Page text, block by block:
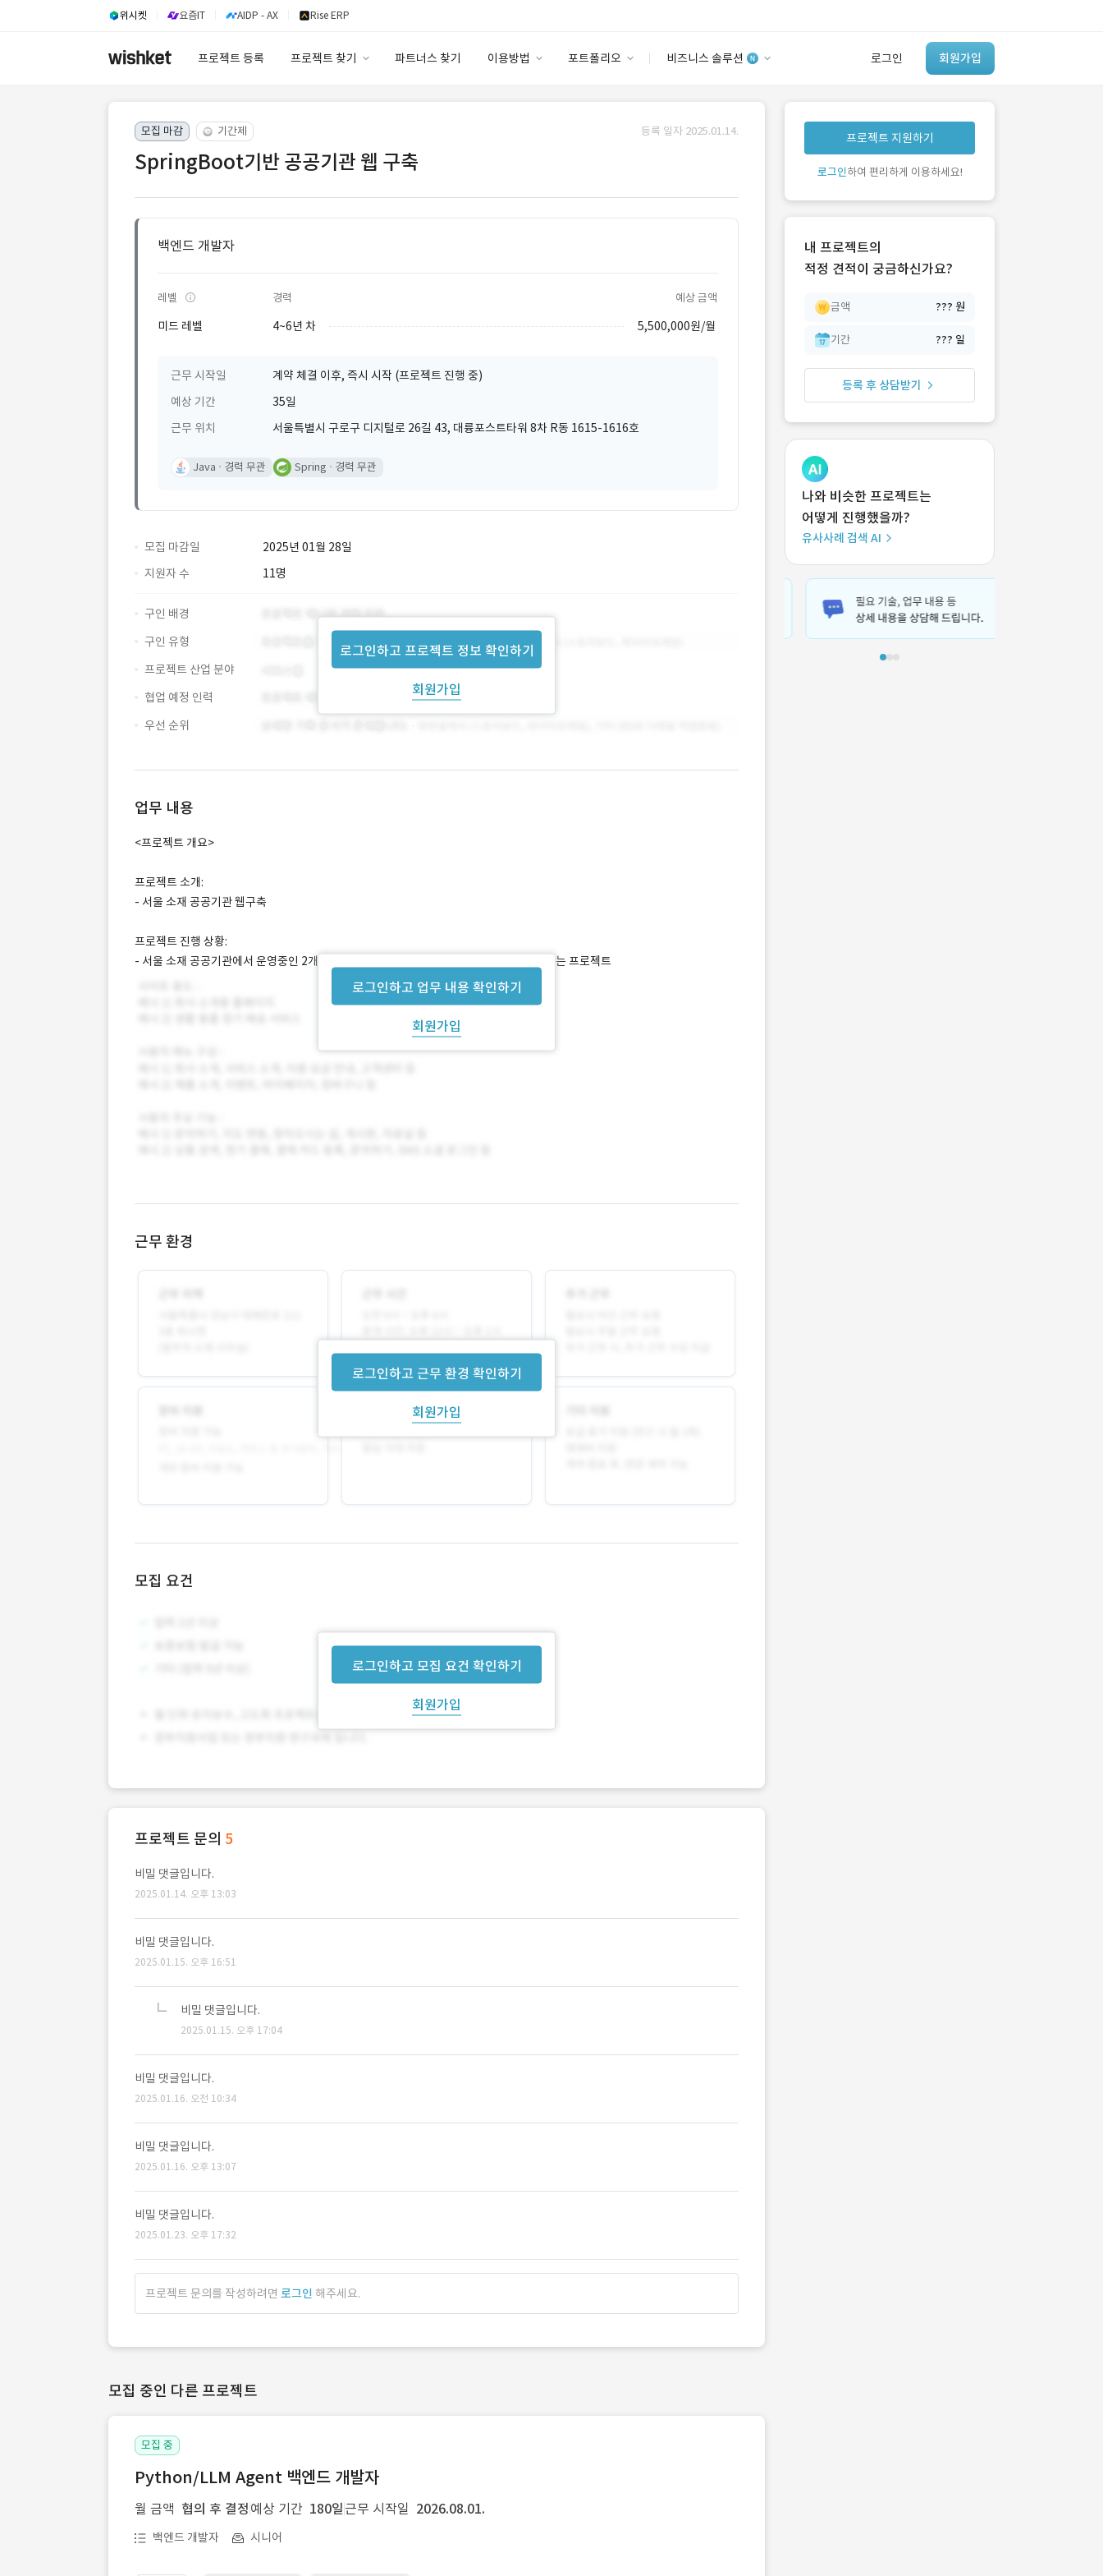
위시켓 요즘IT AIDP - AX Rise ERP
프로젝트 등록 프로젝트 찾기 파트너스 찾기 이용방법 포트폴리오 비즈니스 솔루션 로그인 회원가입
안심 코드 케어
유사사례 검색 AI
‘이런 거’ 만들어본
개발 회사 있어?
모집 마감 기간제 등록 일자 2025.01.14.
SpringBoot기반 공공기관 웹 구축
백엔드 개발자
레벨 경력 예상 금액
미드 레벨 4~6년 차 5,500,000원/월
근무 시작일
계약 체결 이후, 즉시 시작 (프로젝트 진행 중)
예상 기간
35일
근무 위치
서울특별시 구로구 디지털로 26길 43, 대륭포스트타워 8차 R동 1615-1616호
Java 경력 무관 Spring 경력 무관
모집 마감일
2025년 01월 28일
지원자 수
11명
로그인하고 프로젝트 정보 확인하기
회원가입
구인 배경
구인 유형
프로젝트 산업 분야
협업 예정 인력
우선 순위
업무 내용
로그인하고 업무 내용 확인하기
회원가입
<프로젝트 개요>
프로젝트 소개:
- 서울 소재 공공기관 웹구축
프로젝트 진행 상황:
- 서울 소재 공공기관에서 운영중인 2개의 사이트를 1개의 사이트로 통합 및 기능 고도화하는 프로젝트
근무 환경
로그인하고 근무 환경 확인하기
회원가입
모집 요건
로그인하고 모집 요건 확인하기
회원가입
프로젝트 문의 5
비밀 댓글입니다.
2025.01.14. 오후 13:03
비밀 댓글입니다.
2025.01.15. 오후 16:51
비밀 댓글입니다.
2025.01.15. 오후 17:04
비밀 댓글입니다.
2025.01.16. 오전 10:34
비밀 댓글입니다.
2025.01.16. 오후 13:07
비밀 댓글입니다.
2025.01.23. 오후 17:32
프로젝트 문의를 작성하려면 로그인 해주세요.
모집 중인 다른 프로젝트
모집 중
Python/LLM Agent 백엔드 개발자
월 금액 협의 후 결정 예상 기간 180일 근무 시작일 2026.08.01.
백엔드 개발자 시니어
프로젝트 지원하기
로그인하여 편리하게 이용하세요!
내 프로젝트의
적정 견적이 궁금하신가요?
금액 ??? 원
기간 ??? 일
등록 후 상담받기
나와 비슷한 프로젝트는
어떻게 진행했을까?
유사사례 검색 AI